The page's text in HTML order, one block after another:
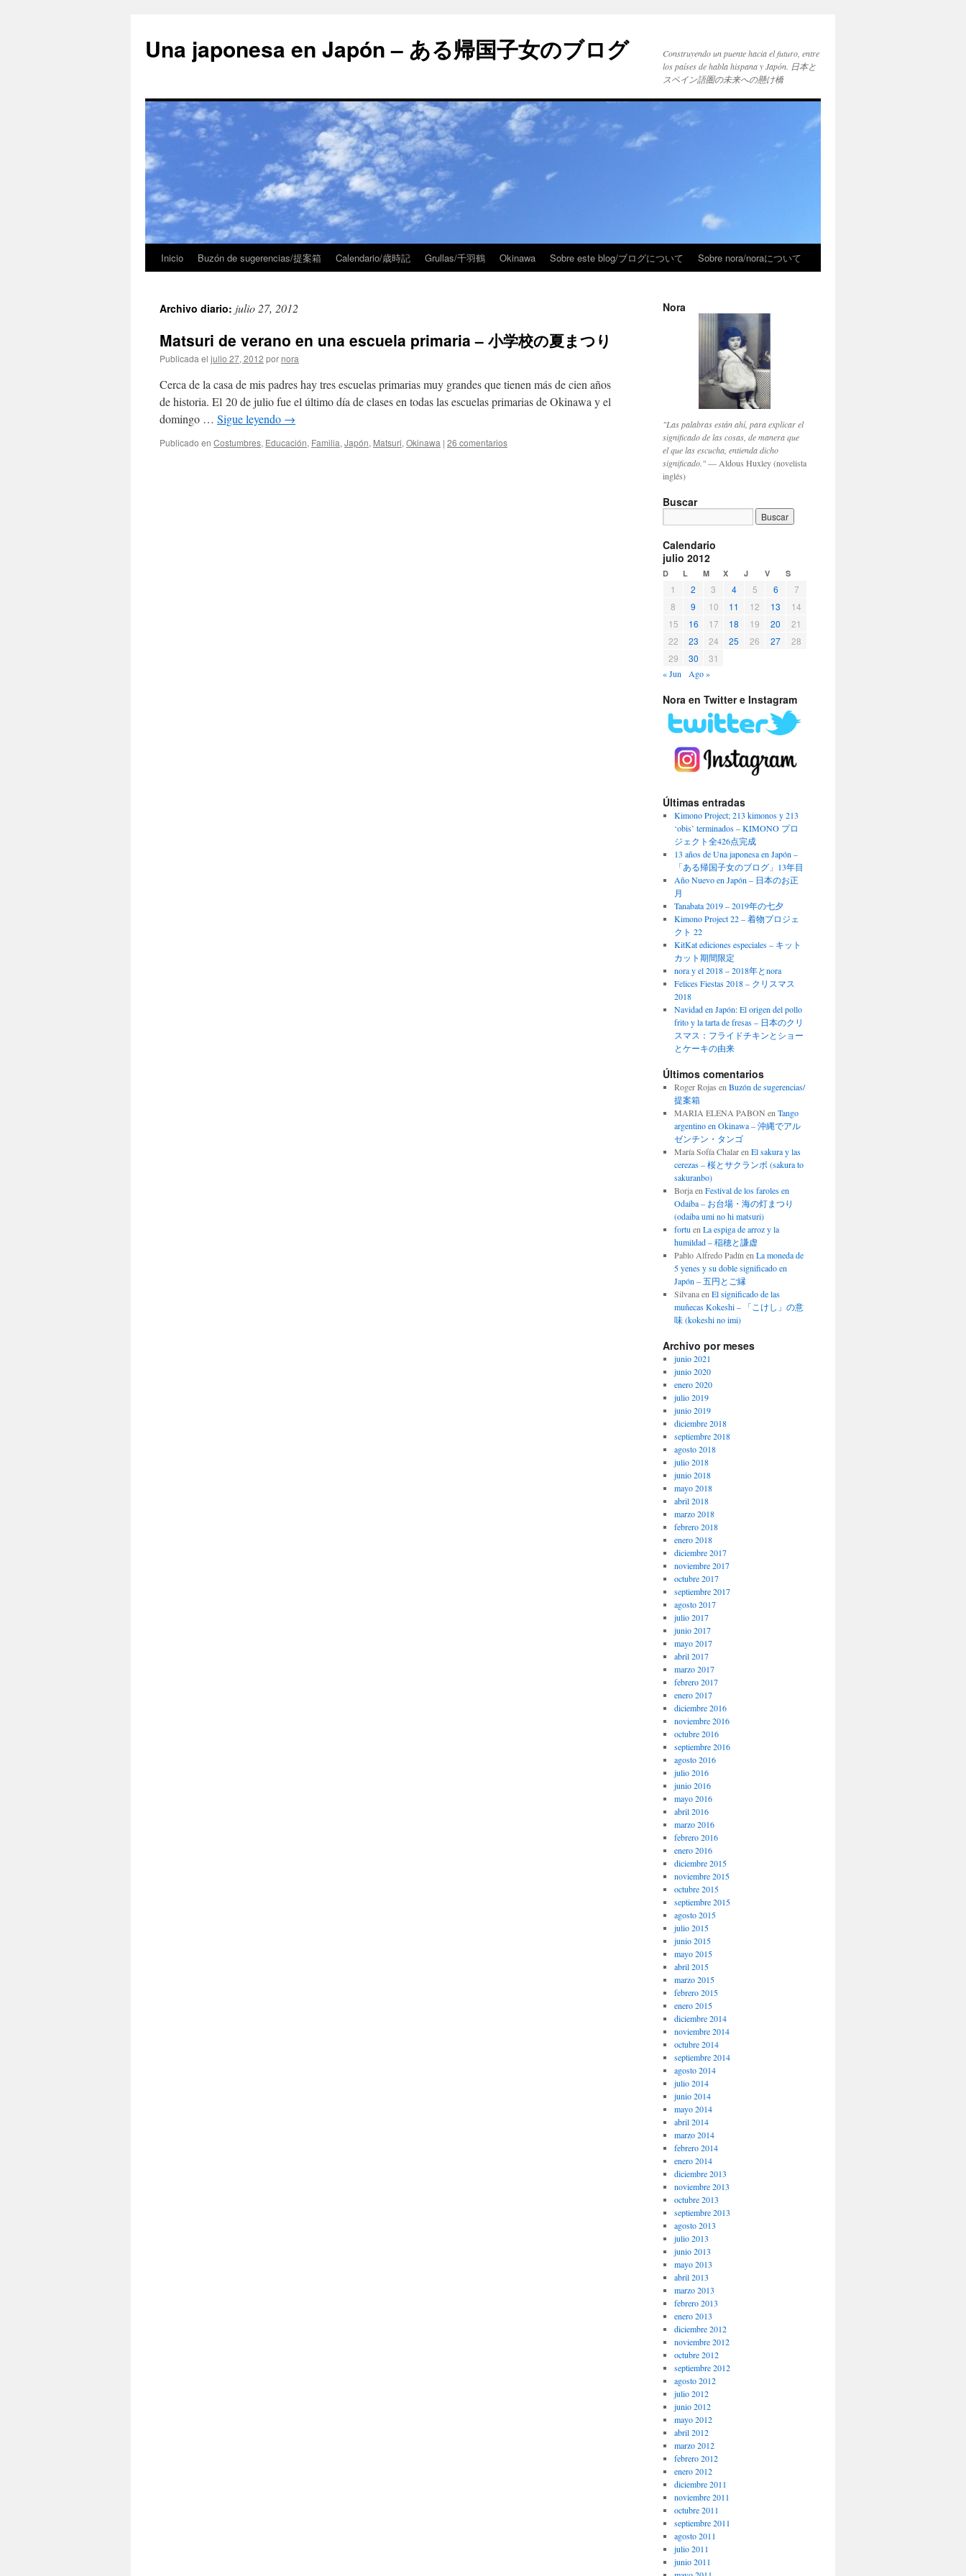
Una japonesa en Japón – ある帰国子女のブログ
Construyendo un puente hacia el futuro, entre
los países de habla hispana y Japón. 日本と
スペイン語圏の未来への懸け橋
Inicio Buzón de sugerencias/提案箱 Calendario/歳時記 Grullas/千羽鶴 Okinawa Sobre este blog/ブログについて Sobre nora/noraについて
Archivo diario: julio 27, 2012
Matsuri de verano en una escuela primaria – 小学校の夏まつり
Publicada el julio 27, 2012 por nora
Cerca de la casa de mis padres hay tres escuelas primarias muy grandes que tienen más de cien años
de historia. El 20 de julio fue el último día de clases en todas las escuelas primarias de Okinawa y el
domingo … Sigue leyendo →
Publicado en Costumbres, Educación, Familia, Japón, Matsuri, Okinawa | 26 comentarios
Nora
"Las palabras están ahí, para explicar el
significado de las cosas, de manera que
el que las escucha, entienda dicho
significado."— Aldous Huxley (novelista
inglés)
Buscar
Calendario
julio 2012
D L M X J V S
1 2 3 4 5 6
7
8
9 10 11 12 13
14
15
16 17 18 19 20
21
22
23 24 25 26 27
28
29
30 31
« Jun Ago »
Nora en Twitter e Instagram
Últimas entradas
Kimono Project; 213 kimonos y 213
‘obis’ terminados – KIMONO プロ
ジェクト全426点完成
13 años de Una japonesa en Japón –
「ある帰国子女のブログ」13年目
Año Nuevo en Japón – 日本のお正
月
Tanabata 2019 – 2019年の七夕
Kimono Project 22 – 着物プロジェ
クト 22
KitKat ediciones especiales – キット
カット期間限定
nora y el 2018 – 2018年とnora
Felices Fiestas 2018 – クリスマス
2018
Navidad en Japón: El origen del pollo
frito y la tarta de fresas – 日本のクリ
スマス：フライドチキンとショー
とケーキの由来
Últimos comentarios
Roger Rojas en Buzón de sugerencias/
提案箱
MARIA ELENA PABON en Tango
argentino en Okinawa – 沖縄でアル
ゼンチン・タンゴ
María Sofía Chalaren El sakura y las
cerezas – 桜とサクランボ (sakura to
sakuranbo)
Borjaen Festival de los faroles en
Odaiba – お台場・海の灯まつり
(odaiba umi no hi matsuri)
fortu en La espiga de arroz y la
humildad – 稲穂と謙虚
Pablo Alfredo Padín en La moneda de
5 yenes y su doble significado en
Japón – 五円とご縁
Silvanaen El significado de las
muñecas Kokeshi – 「こけし」の意
味 (kokeshi no imi)
Archivo por meses
junio 2021
junio 2020
enero 2020
julio 2019
junio 2019
diciembre 2018
septiembre 2018
agosto 2018
julio 2018
junio 2018
mayo 2018
abril 2018
marzo 2018
febrero 2018
enero 2018
diciembre 2017
noviembre 2017
octubre 2017
septiembre 2017
agosto 2017
julio 2017
junio 2017
mayo 2017
abril 2017
marzo 2017
febrero 2017
enero 2017
diciembre 2016
noviembre 2016
octubre 2016
septiembre 2016
agosto 2016
julio 2016
junio 2016
mayo 2016
abril 2016
marzo 2016
febrero 2016
enero 2016
diciembre 2015
noviembre 2015
octubre 2015
septiembre 2015
agosto 2015
julio 2015
junio 2015
mayo 2015
abril 2015
marzo 2015
febrero 2015
enero 2015
diciembre 2014
noviembre 2014
octubre 2014
septiembre 2014
agosto 2014
julio 2014
junio 2014
mayo 2014
abril 2014
marzo 2014
febrero 2014
enero 2014
diciembre 2013
noviembre 2013
octubre 2013
septiembre 2013
agosto 2013
julio 2013
junio 2013
mayo 2013
abril 2013
marzo 2013
febrero 2013
enero 2013
diciembre 2012
noviembre 2012
octubre 2012
septiembre 2012
agosto 2012
julio 2012
junio 2012
mayo 2012
abril 2012
marzo 2012
febrero 2012
enero 2012
diciembre 2011
noviembre 2011
octubre 2011
septiembre 2011
agosto 2011
julio 2011
junio 2011